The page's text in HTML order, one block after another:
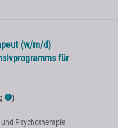
(w/m/d)
für
ℹ )
Psychotherapie